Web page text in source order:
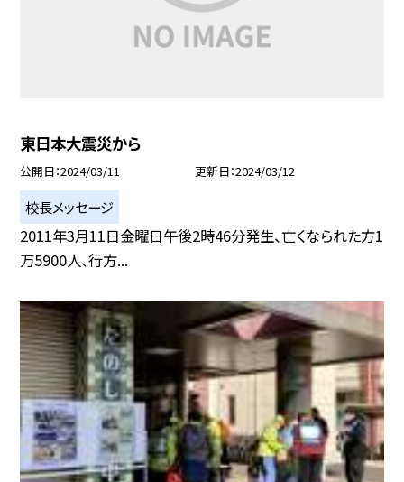
東日本大震災から
公開日 2024/03/11 更新日 2024/03/12
校長メッセージ
2011年3月11日金曜日午後2時46分発生、亡くなられた方1
万5900人、行方...